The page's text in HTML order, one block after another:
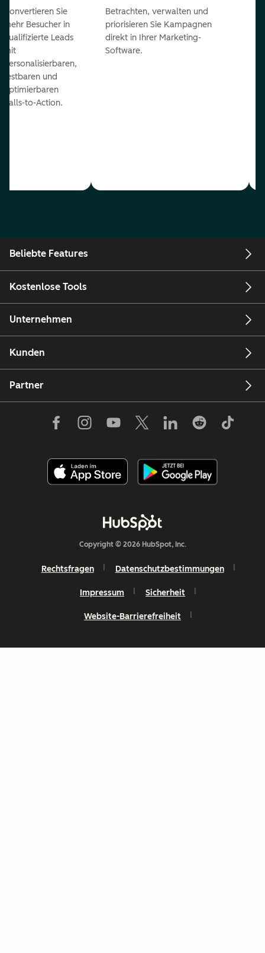
Konvertieren Sie
mehr Besucher in
qualifizierte Leads
mit
personalisierbaren,
testbaren und
optimierbaren
Calls-to-Action.
Betrachten, verwalten und
priorisieren Sie Kampagnen
direkt in Ihrer Marketing-
Software.
Beliebte Features
Kostenlose Tools
Unternehmen
Kunden
Partner
Copyright © 2026 HubSpot, Inc.
Rechtsfragen Datenschutzbestimmungen
Impressum Sicherheit
Website-Barrierefreiheit